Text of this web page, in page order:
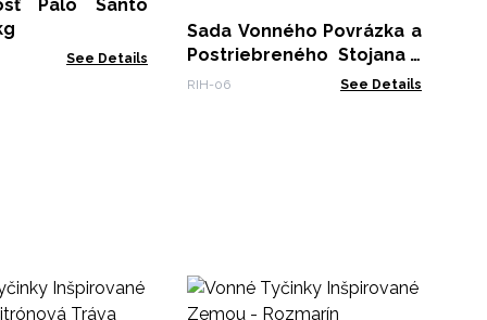
See Details
Sada Vonného Povrázka a
Postriebreného Stojana -
Pancha Budha
RIH-06 See Details